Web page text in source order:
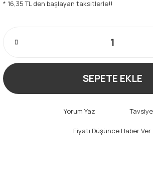
* 16,35 TL den başlayan taksitlerle!!
SEPETE EKLE
Yorum Yaz
Fiyatı Düşünce Haber Ver